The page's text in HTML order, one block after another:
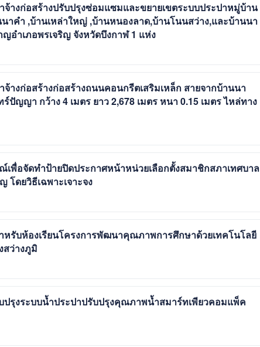
จ้างก่อสร้างปรับปรุงซ่อมแซมและขยายเขตระบบประปาหมู่บ้าน
าคำ ,บ้านเหล่าใหญ่ ,บ้านหนองลาด,บ้านโนนสว่าง,และบ้านนา
อำเภอพรเจริญ จังหวัดบึงกาฬ 1 แห่ง
างก่อสร้างก่อสร้างถนนคอนกรีตเสริมเหล็ก สายจากบ้านนา
ญญา กว้าง 4 เมตร ยาว 2,678 เมตร หนา 0.15 เมตร ไหล่ทาง
พื่อจัดทำป้ายปิดประกาศหน้าหน่วยเลือกตั้งสมาชิกสภาเทศบาล
โดยวิธีเฉพาะเจาะจง
รับห้องเรียนโครงการพัฒนาคุณภาพการศึกษาด้วยเทคโนโลยี
สว่างภูมิ
ปรุงระบบน้ำประปาปรับปรุงคุณภาพน้ำสมาร์ทเพียวคอมแพ็ค